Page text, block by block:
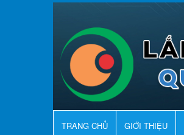
TRANG CHỦ GIỚI THIỆU